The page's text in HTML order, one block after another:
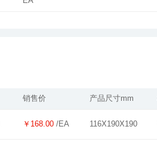
销售价 产品尺寸mm
￥168.00 /EA 116X190X190